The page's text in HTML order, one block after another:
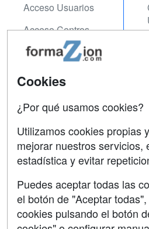
Acceso Usuarios
Acceso Centros
Contactar
Copyleft
Grupo formazion:
Cookies
¿Por qué usamos cookies?
Utilizamos cookies propias
mejorar nuestros servicios,
estadística y evitar
Puedes aceptar todas las
el botón de "Aceptar
cookies pulsando el botón